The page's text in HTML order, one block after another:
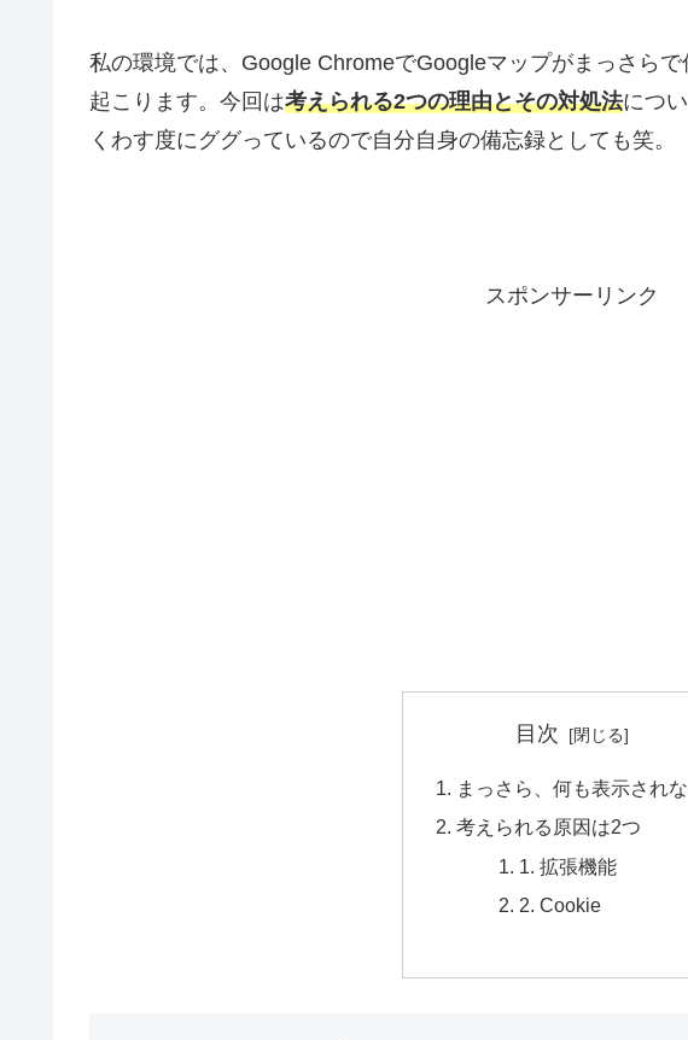
私の環境では、Google ChromeでGoogleマップがまっさら
起こります。今回は考えられる2つの理由とその対処法につ
くわす度にググっているので自分自身の備忘録としても笑。
スポンサーリンク
目次
まっさら、何も表示され
考えられる原因は2つ
1. 拡張機能
2. Cookie